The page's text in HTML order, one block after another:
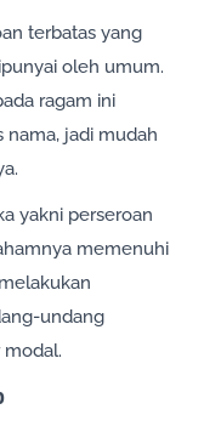
terbatas yang
oleh umum.
ragam ini
nama, jadi mudah
yakni perseroan
memenuhi
undang